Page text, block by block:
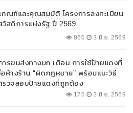
กณฑ์และคุณสมบัติ โครงการลงทะเบียน
วัสดิการแห่งรัฐ ปี 2569
860 3 มิ.ย. 2569
รขนส่งทางบก เตือน การใช้ป้ายแดงที่
ห้างร้าน “ผิดกฎหมาย” พร้อมแนะวิธี
รวจสอบป้ายแดงที่ถูกต้อง
175 3 มิ.ย. 2569